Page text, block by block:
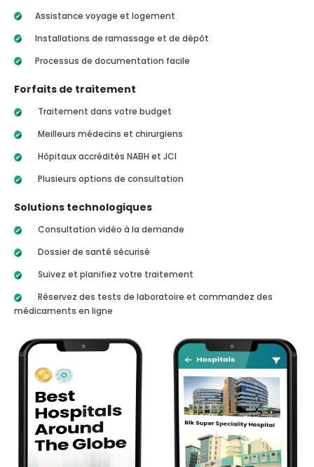
Assistance voyage et logement
Installations de ramassage et de dépôt
Processus de documentation facile
Forfaits de traitement
Traitement dans votre budget
Meilleurs médecins et chirurgiens
Hôpitaux accrédités NABH et JCI
Plusieurs options de consultation
Solutions technologiques
Consultation vidéo à la demande
Dossier de santé sécurisé
Suivez et planifiez votre traitement
Réservez des tests de laboratoire et commandez des
médicaments en ligne